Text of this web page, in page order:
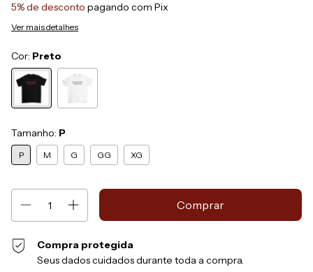
5% de desconto pagando com Pix
Ver mais detalhes
Cor: Preto
Tamanho: P
P M G GG XG
Compra protegida
Seus dados cuidados durante toda a compra.